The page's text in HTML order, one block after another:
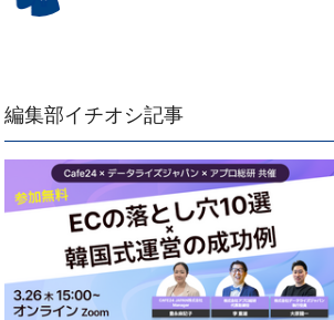
編集部イチオシ記事